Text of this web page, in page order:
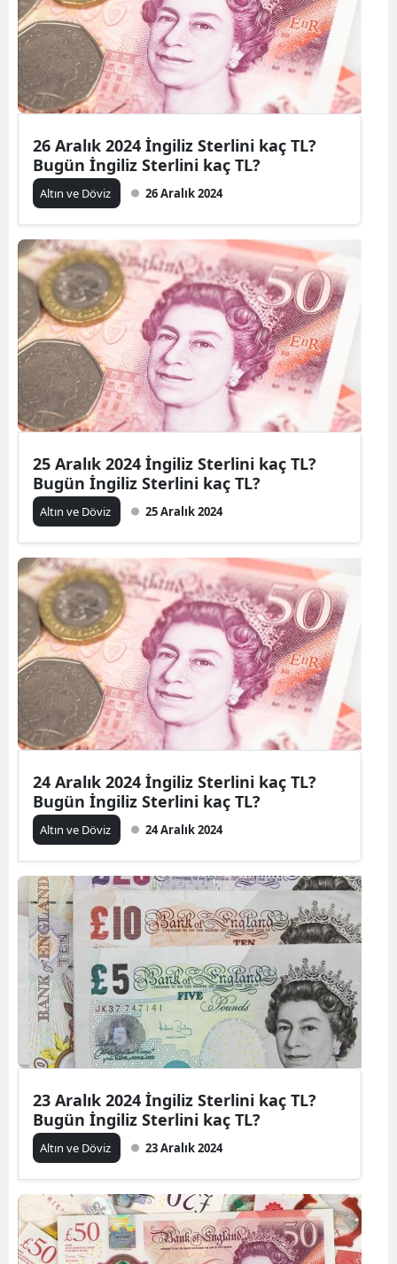
26 Aralık 2024 İngiliz Sterlini kaç TL?
Bugün İngiliz Sterlini kaç TL?
Altın ve Döviz 26 Aralık 2024
25 Aralık 2024 İngiliz Sterlini kaç TL?
Bugün İngiliz Sterlini kaç TL?
Altın ve Döviz 25 Aralık 2024
24 Aralık 2024 İngiliz Sterlini kaç TL?
Bugün İngiliz Sterlini kaç TL?
Altın ve Döviz 24 Aralık 2024
23 Aralık 2024 İngiliz Sterlini kaç TL?
Bugün İngiliz Sterlini kaç TL?
Altın ve Döviz 23 Aralık 2024